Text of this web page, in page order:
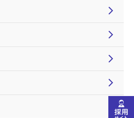
chevron_right
chevron_right
chevron_right
chevron_right
chevron_right